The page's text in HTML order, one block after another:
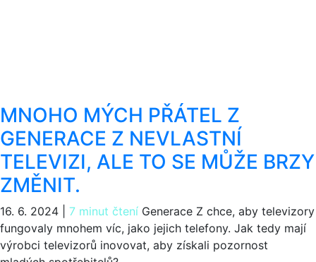
MNOHO MÝCH PŘÁTEL Z
GENERACE Z NEVLASTNÍ
TELEVIZI, ALE TO SE MŮŽE BRZY
ZMĚNIT.
16. 6. 2024 7 minut čtení Generace Z chce, aby televizory
fungovaly mnohem víc, jako jejich telefony. Jak tedy mají
výrobci televizorů inovovat, aby získali pozornost